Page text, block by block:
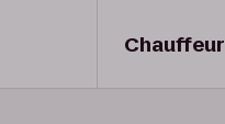
Chauffeur